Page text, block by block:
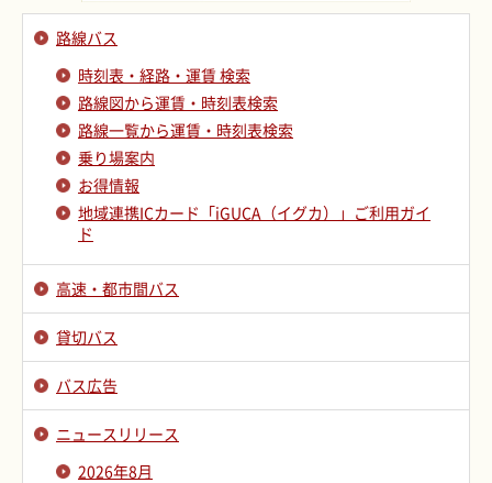
路線バス
時刻表・経路・運賃 検索
路線図から運賃・時刻表検索
路線一覧から運賃・時刻表検索
乗り場案内
お得情報
地域連携ICカード「iGUCA（イグカ）」ご利用ガイ
ド
高速・都市間バス
貸切バス
バス広告
ニュースリリース
2026年8月